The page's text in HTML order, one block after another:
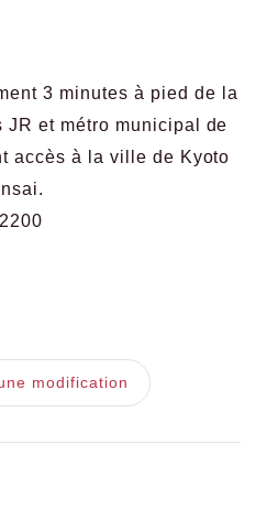
3 minutes à pied de la
et métro municipal de
accès à la ville de Kyoto
modification